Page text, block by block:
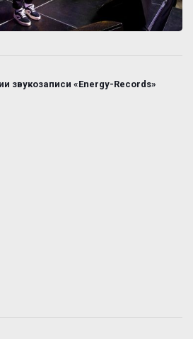
звукозаписи «Energy-Records»